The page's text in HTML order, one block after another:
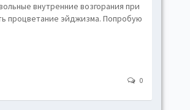
внутренние возгорания при
процветание эйджизма. Попробую
0